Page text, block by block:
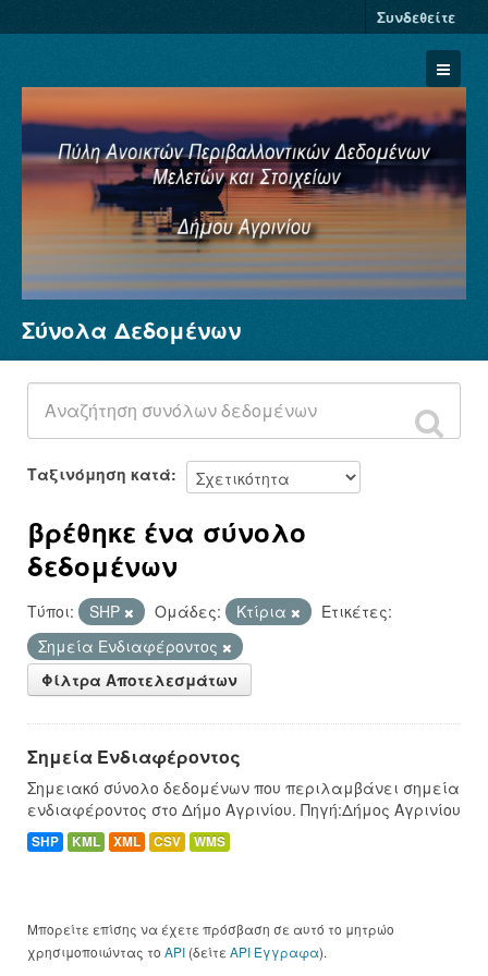
Συνδεθείτε
Σύνολα Δεδομένων
Φορείς
Ομάδες
Σχετικά
Σύνολα Δεδομένων
Ταξινόμηση κατά
βρέθηκε ένα σύνολο
δεδομένων
Τύποι: SHP Ομάδες: Κτίρια
Ετικέτες:
Σημεία Ενδιαφέροντος
Φίλτρα Αποτελεσμάτων
Σημεία Ενδιαφέροντος
Σημειακό σύνολο δεδομένων που περιλαμβάνει σημεία
ενδιαφέροντος στο Δήμο Αγρινίου. Πηγή:Δήμος Αγρινίου
SHP KML XML CSV WMS
Μπορείτε επίσης να έχετε πρόσβαση σε αυτό το μητρώο
χρησιμοποιώντας το API (δείτε API Έγγραφα).